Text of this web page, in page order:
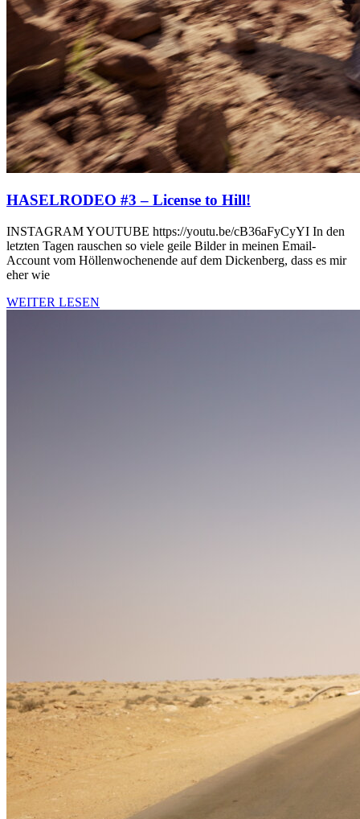
HASELRODEO #3 – License to Hill!
INSTAGRAM YOUTUBE https://youtu.be/cB36aFyCyYI In den
letzten Tagen rauschen so viele geile Bilder in meinen Email-
Account vom Höllenwochenende auf dem Dickenberg, dass es mir
eher wie
WEITER LESEN